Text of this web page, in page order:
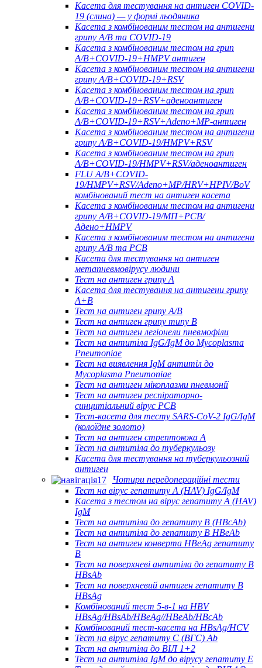
Касета для тестування на антиген COVID-
19 (слина) — у формі льодяника
Касета з комбінованим тестом на антигени
грипу A/B та COVID-19
Касета з комбінованим тестом на грип
A/B+COVID-19+HMPV антиген
Касета з комбінованим тестом на антигени
грипу A/B+COVID-19+RSV
Касета з комбінованим тестом на грип
A/B+COVID-19+RSV+аденоантиген
Касета з комбінованим тестом на грип
A/B+COVID-19+RSV+Adeno+MP-антиген
Касета з комбінованим тестом на антигени
грипу A/B+COVID-19/HMPV+RSV
Касета з комбінованим тестом на грип
A/B+COVID-19/HMPV+RSV/аденоантиген
FLU A/B+COVID-
19/HMPV+RSV/Adeno+MP/HRV+HPIV/BoV
комбінований тест на антиген касета
Касета з комбінованим тестом на антигени
грипу A/B+COVID-19/МП+РСВ/
Адено+HMPV
Касета з комбінованим тестом на антигени
грипу A/B та РСВ
Касета для тестування на антиген
метапневмовірусу людини
Тест на антиген грипу A
Касета для тестування на антигени грипу
A+B
Тест на антиген грипу A/B
Тест на антиген грипу типу B
Тест на антиген легіонели пневмофіли
Тест на антитіла IgG/IgM до Mycoplasma
Pneumoniae
Тест на виявлення IgM антитіл до
Mycoplasma Pneumoniae
Тест на антиген мікоплазми пневмонії
Тест на антиген респіраторно-
синцитіальний вірус РСВ
Тест-касета для тесту SARS-CoV-2 IgG/IgM
(колоїдне золото)
Тест на антиген стрептокока А
Тест на антитіла до туберкульозу
Касета для тестування на туберкульозний
антиген
Чотири передопераційні тести
Тест на вірус гепатиту А (HAV) IgG/IgM
Касета з тестом на вірус гепатиту А (HAV)
IgM
Тест на антитіла до гепатиту B (HBcAb)
Тест на антитіла до гепатиту B HBeAb
Тест на антиген конверта HBeAg гепатиту
B
Тест на поверхневі антитіла до гепатиту B
HBsAb
Тест на поверхневий антиген гепатиту B
HBsAg
Комбінований тест 5-в-1 на HBV
HBsAg/HBsAb/HBeAg//HBeAb/HBcAb
Комбінований тест-касета на HBsAg/HCV
Тест на вірус гепатиту С (ВГС) Ab
Тест на антитіла до ВІЛ 1+2
Тест на антитіла IgM до вірусу гепатиту Е